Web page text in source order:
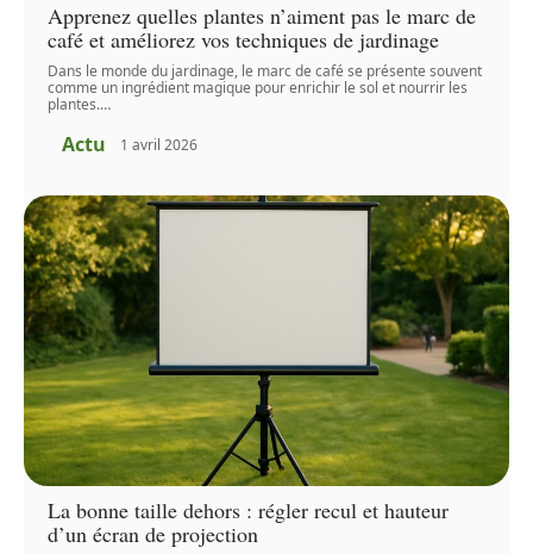
Apprenez quelles plantes n’aiment pas le marc de
café et améliorez vos techniques de jardinage
Dans le monde du jardinage, le marc de café se présente souvent
comme un ingrédient magique pour enrichir le sol et nourrir les
plantes.…
Actu 1 avril 2026
La bonne taille dehors : régler recul et hauteur
d’un écran de projection